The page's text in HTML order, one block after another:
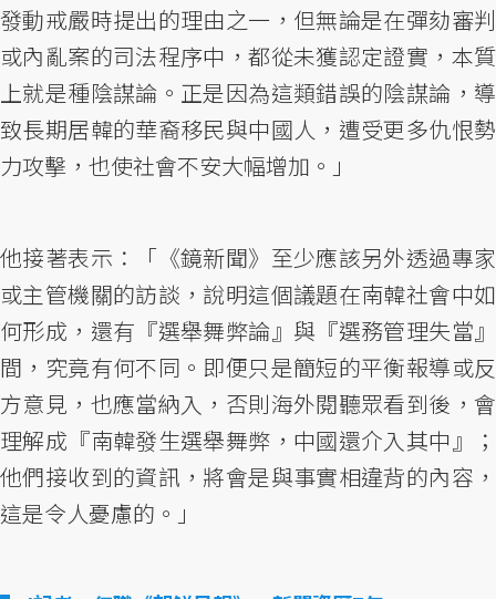
發動戒嚴時提出的理由之一，但無論是在彈劾審判
或內亂案的司法程序中，都從未獲認定證實，本質
上就是種陰謀論。正是因為這類錯誤的陰謀論，導
致長期居韓的華裔移民與中國人，遭受更多仇恨勢
力攻擊，也使社會不安大幅增加。」
他接著表示：「《鏡新聞》至少應該另外透過專家
或主管機關的訪談，說明這個議題在南韓社會中如
何形成，還有『選舉舞弊論』與『選務管理失當』
間，究竟有何不同。即便只是簡短的平衡報導或反
方意見，也應當納入，否則海外閱聽眾看到後，會
理解成『南韓發生選舉舞弊，中國還介入其中』；
他們接收到的資訊，將會是與事實相違背的內容，
這是令人憂慮的。」